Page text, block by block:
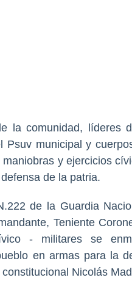
la comunidad, líderes
Psuv municipal y
y ejercicios
de la patria.
de la Guardia
Teniente
- militares se
en armas para la
Nicolás